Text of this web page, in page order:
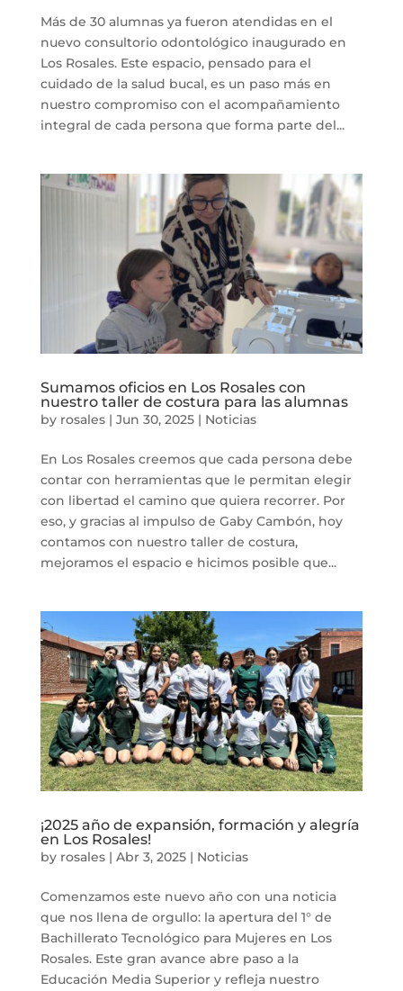
Más de 30 alumnas ya fueron atendidas en el
nuevo consultorio odontológico inaugurado en
Los Rosales. Este espacio, pensado para el
cuidado de la salud bucal, es un paso más en
nuestro compromiso con el acompañamiento
integral de cada persona que forma parte del...
Sumamos oficios en Los Rosales con
nuestro taller de costura para las alumnas
by rosales| Jun 30, 2025| Noticias
En Los Rosales creemos que cada persona debe
contar con herramientas que le permitan elegir
con libertad el camino que quiera recorrer. Por
eso, y gracias al impulso de Gaby Cambón, hoy
contamos con nuestro taller de costura,
mejoramos el espacio e hicimos posible que...
¡2025 año de expansión, formación y alegría
en Los Rosales!
by rosales| Abr 3, 2025| Noticias
Comenzamos este nuevo año con una noticia
que nos llena de orgullo: la apertura del 1° de
Bachillerato Tecnológico para Mujeres en Los
Rosales. Este gran avance abre paso a la
Educación Media Superior y refleja nuestro